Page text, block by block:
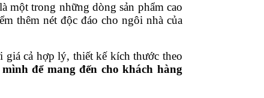
một trong những dòng sản phẩm cao
thêm nét độc đáo cho ngôi nhà của
giá cả hợp lý, thiết kế kích thước theo
để mang đến cho khách hàng